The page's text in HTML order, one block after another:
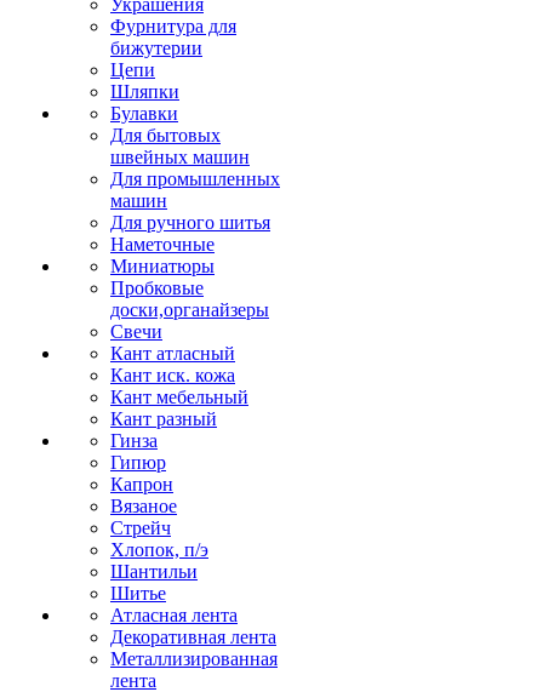
Украшения
Фурнитура для
бижутерии
Цепи
Шляпки
Булавки
Для бытовых
швейных машин
Для промышленных
машин
Для ручного шитья
Наметочные
Миниатюры
Пробковые
доски,органайзеры
Свечи
Кант атласный
Кант иск. кожа
Кант мебельный
Кант разный
Гинза
Гипюр
Капрон
Вязаное
Стрейч
Хлопок, п/э
Шантильи
Шитье
Атласная лента
Декоративная лента
Металлизированная
лента